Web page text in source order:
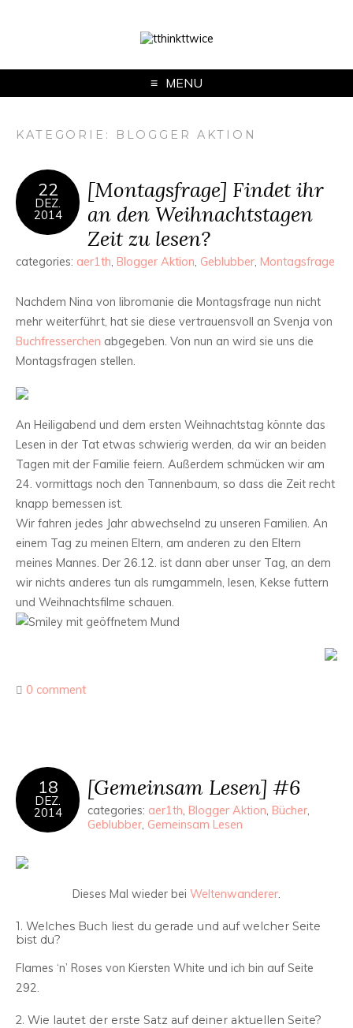
MENU
KATEGORIE: BLOGGER AKTION
22
DEZ.
2014
[Montagsfrage] Findet ihr
an den Weihnachtstagen
Zeit zu lesen?
categories: aer1th, Blogger Aktion, Geblubber, Montagsfrage
Nachdem Nina von libromanie die Montagsfrage nun nicht
mehr weiterführt, hat sie diese vertrauensvoll an Svenja von
Buchfresserchen abgegeben. Von nun an wird sie uns die
Montagsfragen stellen.
An Heiligabend und dem ersten Weihnachtstag könnte das
Lesen in der Tat etwas schwierig werden, da wir an beiden
Tagen mit der Familie feiern. Außerdem schmücken wir am
24. vormittags noch den Tannenbaum, so dass die Zeit recht
knapp bemessen ist.
Wir fahren jedes Jahr abwechselnd zu unseren Familien. An
einem Tag zu meinen Eltern, am anderen zu den Eltern
meines Mannes. Der 26.12. ist dann aber unser Tag, an dem
wir nichts anderes tun als rumgammeln, lesen, Kekse futtern
und Weihnachtsfilme schauen.
0 comment
18
DEZ.
2014
[Gemeinsam Lesen] #6
categories: aer1th, Blogger Aktion, Bücher,
Geblubber, Gemeinsam Lesen
Dieses Mal wieder bei Weltenwanderer.
1. Welches Buch liest du gerade und auf welcher Seite
bist du?
Flames ‘n’ Roses von Kiersten White und ich bin auf Seite
292.
2. Wie lautet der erste Satz auf deiner aktuellen Seite?